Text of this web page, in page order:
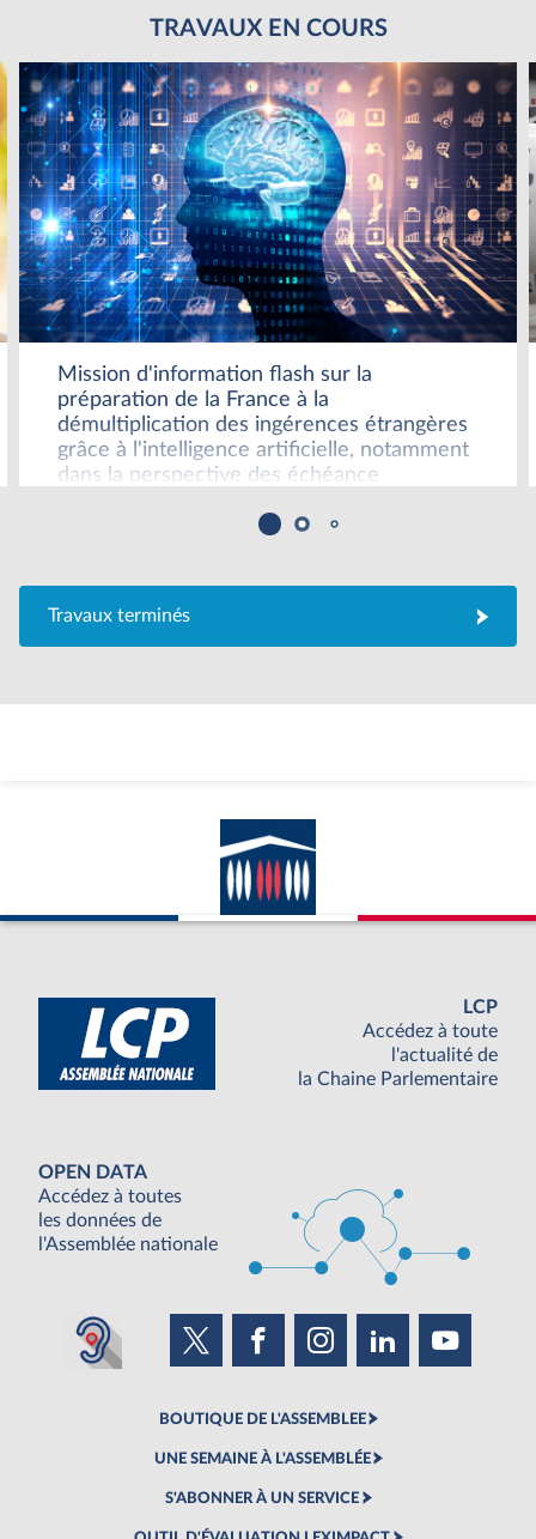
TRAVAUX EN COURS
Mission d'information flash sur la
préparation de la France à la
démultiplication des ingérences étrangères
grâce à l'intelligence artificielle, notamment
dans la perspective des échéance
Travaux terminés
LCP
Accédez à toute
l'actualité de
la Chaine Parlementaire
OPEN DATA
Accédez à toutes
les données de
l'Assemblée nationale
BOUTIQUE DE L'ASSEMBLEE
UNE SEMAINE À L'ASSEMBLÉE
S'ABONNER À UN SERVICE